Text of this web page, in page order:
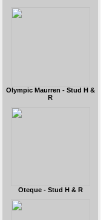
Olympic Maurren - Stud H &
R
Oteque - Stud H & R